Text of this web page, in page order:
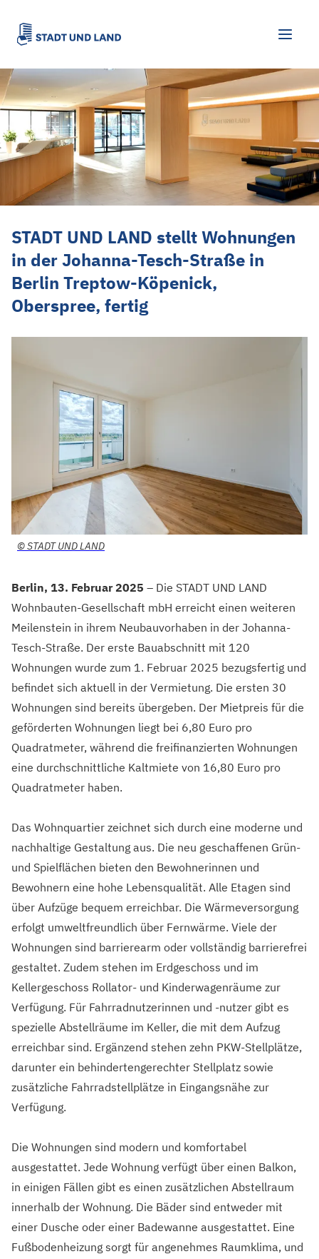
STADT UND LAND stellt Wohnungen
STADT UND LAND stellt Wohnungen
in der Johanna-Tesch-Straße in
Berlin Treptow-Köpenick,
Oberspree, fertig
©STADT UND LAND
Berlin, 13. Februar 2025 – Die STADT UND LAND
Wohnbauten-Gesellschaft mbH erreicht einen weiteren
Meilenstein in ihrem Neubauvorhaben in der Johanna-
Tesch-Straße. Der erste Bauabschnitt mit 120
Wohnungen wurde zum 1. Februar 2025 bezugsfertig und
befindet sich aktuell in der Vermietung. Die ersten 30
Wohnungen sind bereits übergeben. Der Mietpreis für die
geförderten Wohnungen liegt bei 6,80 Euro pro
Quadratmeter, während die freifinanzierten Wohnungen
eine durchschnittliche Kaltmiete von 16,80 Euro pro
Quadratmeter haben.
Das Wohnquartier zeichnet sich durch eine moderne und
nachhaltige Gestaltung aus. Die neu geschaffenen Grün-
und Spielflächen bieten den Bewohnerinnen und
Bewohnern eine hohe Lebensqualität. Alle Etagen sind
über Aufzüge bequem erreichbar. Die Wärmeversorgung
erfolgt umweltfreundlich über Fernwärme. Viele der
Wohnungen sind barrierearm oder vollständig barrierefrei
gestaltet. Zudem stehen im Erdgeschoss und im
Kellergeschoss Rollator- und Kinderwagenräume zur
Verfügung. Für Fahrradnutzerinnen und -nutzer gibt es
spezielle Abstellräume im Keller, die mit dem Aufzug
erreichbar sind. Ergänzend stehen zehn PKW-Stellplätze,
darunter ein behindertengerechter Stellplatz sowie
zusätzliche Fahrradstellplätze in Eingangsnähe zur
Verfügung.
Die Wohnungen sind modern und komfortabel
ausgestattet. Jede Wohnung verfügt über einen Balkon,
in einigen Fällen gibt es einen zusätzlichen Abstellraum
innerhalb der Wohnung. Die Bäder sind entweder mit
einer Dusche oder einer Badewanne ausgestattet. Eine
Fußbodenheizung sorgt für angenehmes Raumklima, und